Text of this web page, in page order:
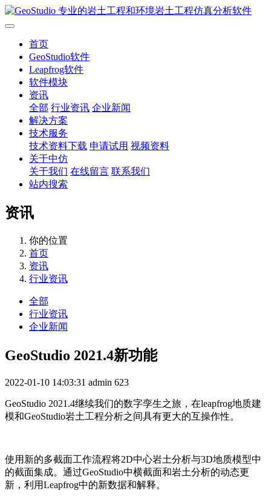
首页
GeoStudio软件
Leapfrog软件
软件模块
资讯
全部 行业资讯 企业新闻
解决方案
技术服务
技术资料下载 申请试用 视频资料
关于中仿
关于我们 在线留言 联系我们
站内搜索
资讯
你的位置
首页
资讯
行业资讯
全部
行业资讯
企业新闻
GeoStudio 2021.4新功能
2022-01-10 14:03:31 admin 623
GeoStudio 2021.4继续我们的数字孪生之旅，在leapfrog地质建
模和GeoStudio岩土工程分析之间具有更大的互操作性。
使用新的多截面工作流程将2D中心岩土分析与3D地质模型中
的截面集成。通过GeoStudio中横截面和岩土分析的动态更
新，利用Leapfrog中的新数据和解释。